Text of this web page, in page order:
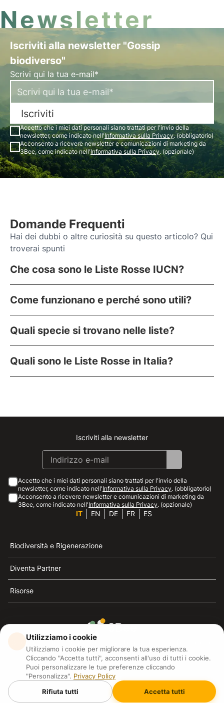
Newsletter
Iscriviti alla newsletter "Gossip
biodiverso"
Scrivi qui la tua e-mail*
Iscriviti
Accetto che i miei dati personali siano trattati per l'invio della
newsletter, come indicato nell'Informativa sulla Privacy. (obbligatorio)
Acconsento a ricevere newsletter e comunicazioni di marketing da
3Bee, come indicato nell'Informativa sulla Privacy. (opzionale)
Domande Frequenti
Hai dei dubbi o altre curiosità su questo articolo? Qui
troverai spunti
Che cosa sono le Liste Rosse IUCN?
Come funzionano e perché sono utili?
Quali specie si trovano nelle liste?
Quali sono le Liste Rosse in Italia?
Instagram
Facebook
Linkedin
Youtube
Iscriviti alla newsletter
Accetto che i miei dati personali siano trattati per l'invio della
newsletter, come indicato nell'Informativa sulla Privacy. (obbligatorio)
Acconsento a ricevere newsletter e comunicazioni di marketing da
3Bee, come indicato nell'Informativa sulla Privacy. (opzionale)
IT EN DE FR ES
Biodiversità e Rigenerazione
Diventa Partner
Risorse
3Bee è il riferimento della sostenibilità, la difesa delle
api e della biodiversità
3Bee S.R.L Via Pastrengo 14, 20159, Milano (MI)
P.IVA: IT09711590969
3Bee GmbHSede legale: Oranienburger Straße 23, 10178
BerlinHR number: 256594
Utilizziamo i cookie
Utilizziamo i cookie per migliorare la tua esperienza.
Cliccando "Accetta tutti", acconsenti all'uso di tutti i cookie.
Puoi personalizzare le tue preferenze cliccando
"Personalizza". Privacy Policy
Rifiuta tutti
Accetta tutti